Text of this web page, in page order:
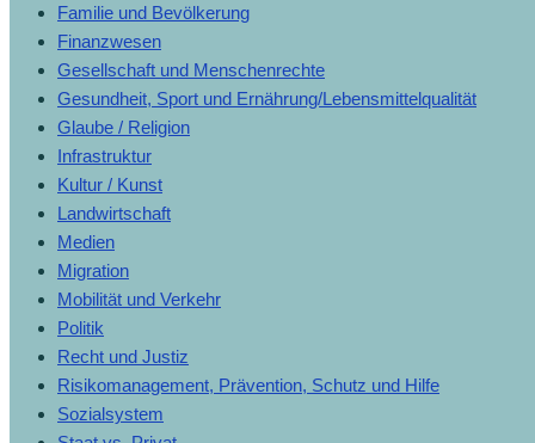
Familie und Bevölkerung
Finanzwesen
Gesellschaft und Menschenrechte
Gesundheit, Sport und Ernährung/Lebensmittelqualität
Glaube / Religion
Infrastruktur
Kultur / Kunst
Landwirtschaft
Medien
Migration
Mobilität und Verkehr
Politik
Recht und Justiz
Risikomanagement, Prävention, Schutz und Hilfe
Sozialsystem